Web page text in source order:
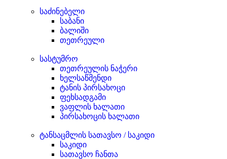
საძინებელი
საბანი
ბალიში
თეთრეული
სასტუმრო
თეთრეულის ნაჭერი
ხელსაწმენდი
ტანის პირსახოცი
ფეხსადგამი
ვაფლის ხალათი
პირსახოცის ხალათი
ტანსაცმლის სათავსო / საკიდი
საკიდი
სათავსო ჩანთა